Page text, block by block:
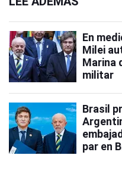
En
Milei
Marina
militar
Brasil
par en